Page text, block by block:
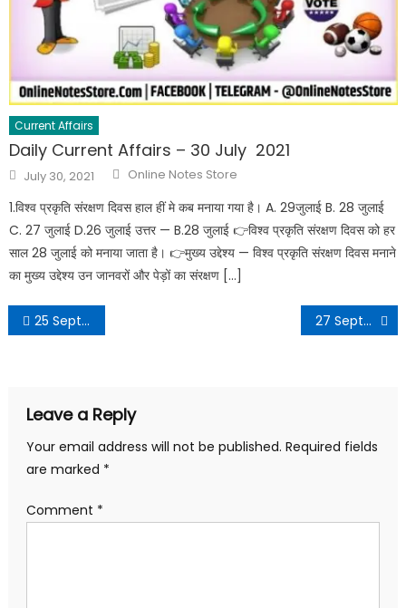
Current Affairs
Daily Current Affairs – 30 July 2021
July 30, 2021 Online Notes Store
1.विश्व प्रकृति संरक्षण दिवस हाल हीं मे कब मनाया गया है। A. 29जुलाई B. 28 जुलाई
C. 27 जुलाई D.26 जुलाई उत्तर — B.28 जुलाई 👉विश्व प्रकृति संरक्षण दिवस को हर
साल 28 जुलाई को मनाया जाता है। 👉मुख्य उद्देश्य — विश्व प्रकृति संरक्षण दिवस मनाने
का मुख्य उद्देश्य उन जानवरों और पेड़ों का संरक्षण […]
25 September 2022 Daily Current Affairs in Hindi PDF 27 September 2022 Daily Current Affairs in Hindi PDF
Leave a Reply
Your email address will not be published. Required fields
are marked *
Comment *